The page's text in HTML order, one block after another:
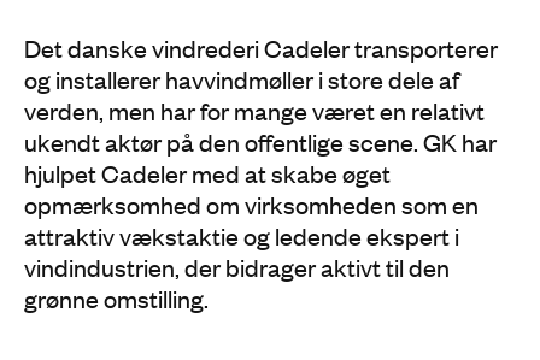
Det danske vindrederi Cadeler transporterer
og installerer havvindmøller i store dele af
verden, men har for mange været en relativt
ukendt aktør på den offentlige scene. GK har
hjulpet Cadeler med at skabe øget
opmærksomhed om virksomheden som en
attraktiv vækstaktie og ledende ekspert i
vindindustrien, der bidrager aktivt til den
grønne omstilling.